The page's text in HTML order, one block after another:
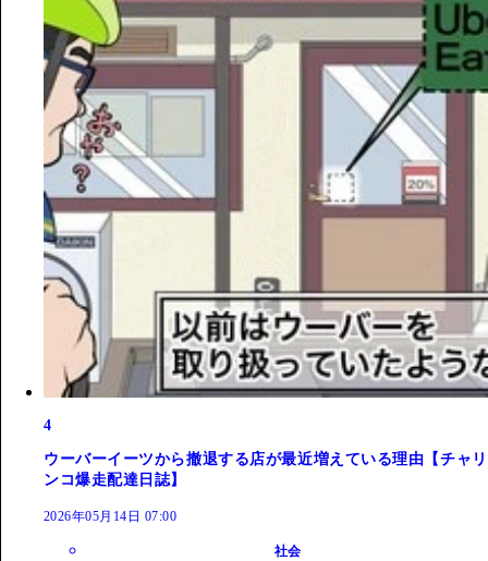
4
ウーバーイーツから撤退する店が最近増えている理由【チャリ
ンコ爆走配達日誌】
2026年05月14日 07:00
社会